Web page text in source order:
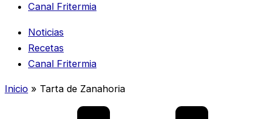
Canal Fritermia
Noticias
Recetas
Canal Fritermia
Inicio » Tarta de Zanahoria